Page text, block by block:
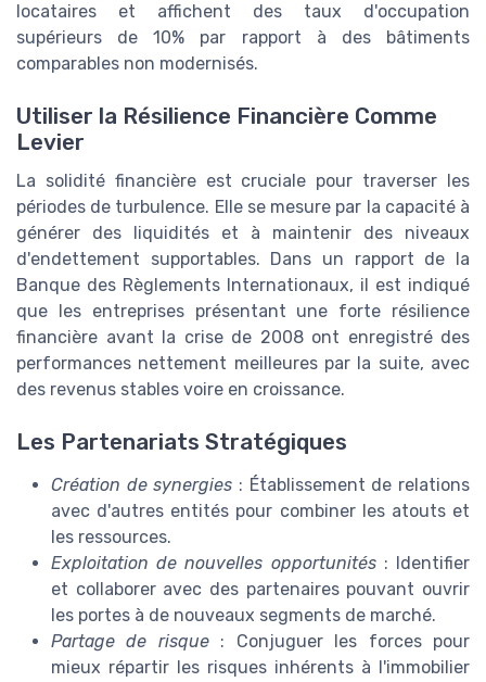
locataires et affichent des taux d'occupation
supérieurs de 10% par rapport à des bâtiments
comparables non modernisés.
Utiliser la Résilience Financière Comme
Levier
La solidité financière est cruciale pour traverser les
périodes de turbulence. Elle se mesure par la capacité à
générer des liquidités et à maintenir des niveaux
d'endettement supportables. Dans un rapport de la
Banque des Règlements Internationaux, il est indiqué
que les entreprises présentant une forte résilience
financière avant la crise de 2008 ont enregistré des
performances nettement meilleures par la suite, avec
des revenus stables voire en croissance.
Les Partenariats Stratégiques
Création de synergies : Établissement de relations
avec d'autres entités pour combiner les atouts et
les ressources.
Exploitation de nouvelles opportunités: Identifier
et collaborer avec des partenaires pouvant ouvrir
les portes à de nouveaux segments de marché.
Partage de risque: Conjuguer les forces pour
mieux répartir les risques inhérents à l'immobilier